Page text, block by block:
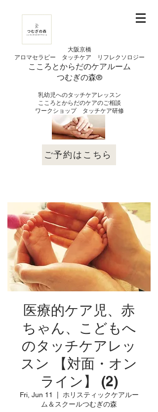
大阪京橋
アロマセラピー タッチケア
リフレクソロジー
こころとからだのケアルーム
つむぎの​森®︎
​乳幼児へのタッチケアレッスン
こころとからだのケアのご相談
​ワークショップ タッチケア研修
ご予約はこちら
医療的ケア児、赤
ちゃん、こどもへ
のタッチケアレッ
スン 【対面・オン
ライン】 (2)
Fri, Jun 11
ホリスティックケアルー
ム＆スクールつむぎの森